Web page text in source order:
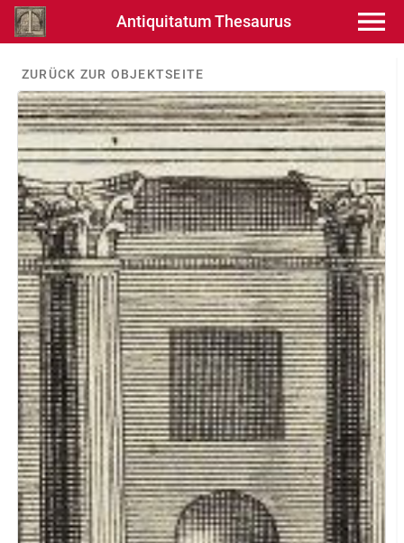
Antiquitatum Thesaurus
ZURÜCK ZUR OBJEKTSEITE